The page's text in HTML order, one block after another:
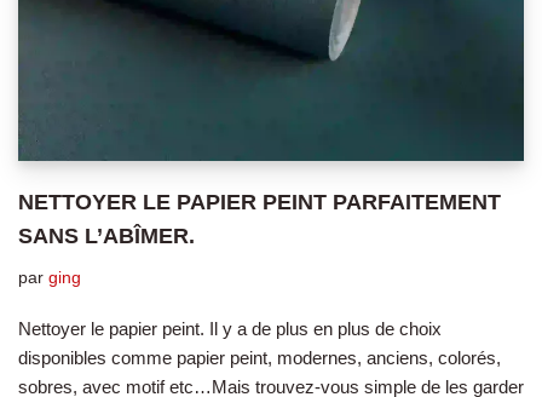
NETTOYER LE PAPIER PEINT PARFAITEMENT
SANS L’ABÎMER.
par ging
Nettoyer le papier peint. Il y a de plus en plus de choix
disponibles comme papier peint, modernes, anciens, colorés,
sobres, avec motif etc…Mais trouvez-vous simple de les garder